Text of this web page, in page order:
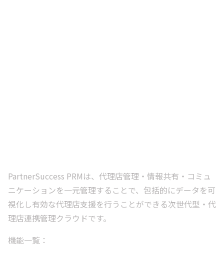
PartnerSuccess PRMは、代理店管理・情報共有・コミュ
ニケーションを一元管理することで、包括的にデータを可
視化し有効な代理店支援を行うことができる次世代型・代
理店連携管理クラウドです。
機能一覧：